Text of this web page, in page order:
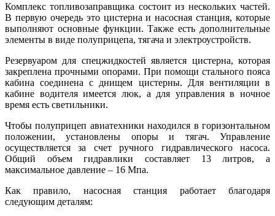
Комплекс топливозаправщика состоит из нескольких частей.
В первую очередь это цистерна и насосная станция, которые
выполняют основные функции. Также есть дополнительные
элементы в виде полуприцепа, тягача и электроустройств.
Резервуаром для спецжидкостей является цистерна, которая
закреплена прочными опорами. При помощи стального пояса
кабина соединена с днищем цистерны. Для вентиляции в
кабине водителя имеется люк, а для управления в ночное
время есть светильники.
Чтобы полуприцеп авиатехники находился в горизонтальном
положении, установлены опоры и тягач. Управление
осуществляется за счет ручного гидравлического насоса.
Общий объем гидравлики составляет 13 литров, а
максимальное давление – 16 Мпа.
Как правило, насосная станция работает благодаря
следующим деталям: